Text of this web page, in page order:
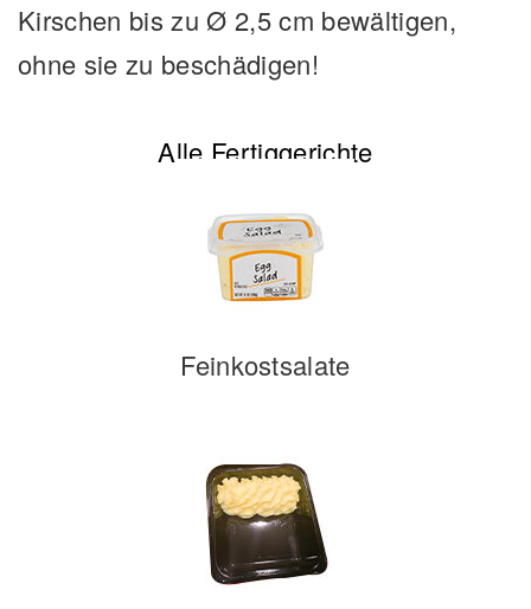
Kirschen bis zu Ø 2,5 cm bewältigen,
ohne sie zu beschädigen!
Alle Fertiggerichte
Feinkostsalate